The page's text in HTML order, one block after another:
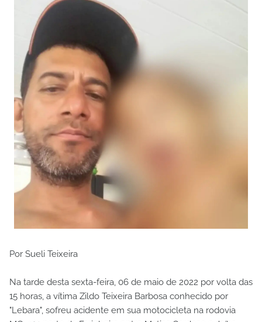
Por Sueli Teixeira
Na tarde desta sexta-feira, 06 de maio de 2022 por volta das
15 horas, a vítima Zildo Teixeira Barbosa conhecido por
"Lebara", sofreu acidente em sua motocicleta na rodovia